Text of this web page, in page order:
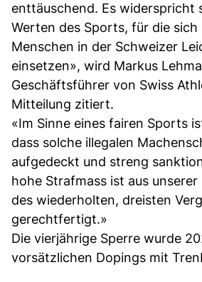
enttäuschend. Es widerspricht
Werten des Sports, für die sich
Menschen in der Schweizer
einsetzen», wird Markus
Geschäftsführer von Swiss
Mitteilung zitiert.
«Im Sinne eines fairen Sports
dass solche illegalen
aufgedeckt und streng
hohe Strafmass ist aus
des wiederholten, dreisten
gerechtfertigt.»
Die vierjährige Sperre wurde
vorsätzlichen Dopings mit